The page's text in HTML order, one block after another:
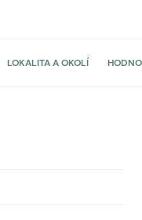
LOKALITA A OKOLÍ